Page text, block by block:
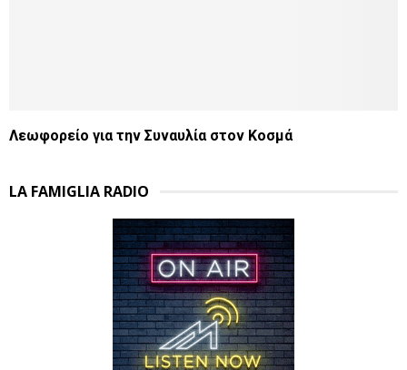
Λεωφορείο για την Συναυλία στον Κοσμά
LA FAMIGLIA RADIO